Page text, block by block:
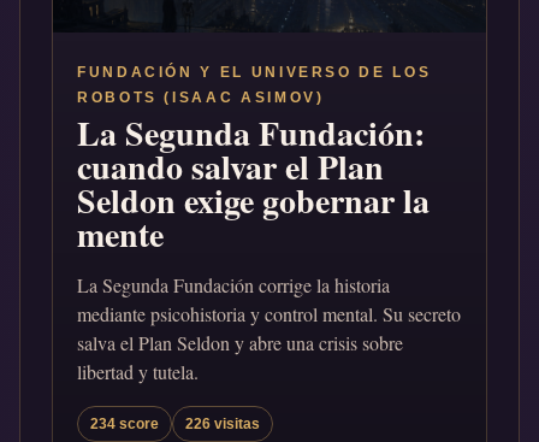
FUNDACIÓN Y EL UNIVERSO DE LOS
ROBOTS (ISAAC ASIMOV)
La Segunda Fundación:
cuando salvar el Plan
Seldon exige gobernar la
mente
La Segunda Fundación corrige la historia
mediante psicohistoria y control mental. Su secreto
salva el Plan Seldon y abre una crisis sobre
libertad y tutela.
234 score 226 visitas